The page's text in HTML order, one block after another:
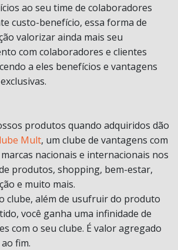
ao seu time de colaboradores
custo-benefício, essa forma de
valorizar ainda mais seu
com colaboradores e clientes
a eles benefícios e vantagens
produtos quando adquiridos dão
Mult, um clube de vantagens com
nacionais e internacionais nos
produtos, shopping, bem-estar,
e muito mais.
clube, além de usufruir do produto
você ganha uma infinidade de
com o seu clube. É valor agregado
fim.